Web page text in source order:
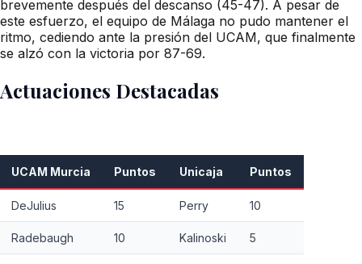
brevemente después del descanso (45-47). A pesar de
este esfuerzo, el equipo de Málaga no pudo mantener el
ritmo, cediendo ante la presión del UCAM, que finalmente
se alzó con la victoria por 87-69.
Actuaciones Destacadas
UCAM Murcia Puntos Unicaja Puntos
DeJulius 15 Perry 10
Radebaugh 10 Kalinoski 5